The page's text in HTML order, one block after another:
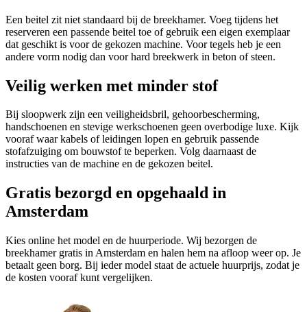
Een beitel zit niet standaard bij de breekhamer. Voeg tijdens het
reserveren een passende beitel toe of gebruik een eigen exemplaar
dat geschikt is voor de gekozen machine. Voor tegels heb je een
andere vorm nodig dan voor hard breekwerk in beton of steen.
Veilig werken met minder stof
Bij sloopwerk zijn een veiligheidsbril, gehoorbescherming,
handschoenen en stevige werkschoenen geen overbodige luxe. Kijk
vooraf waar kabels of leidingen lopen en gebruik passende
stofafzuiging om bouwstof te beperken. Volg daarnaast de
instructies van de machine en de gekozen beitel.
Gratis bezorgd en opgehaald in
Amsterdam
Kies online het model en de huurperiode. Wij bezorgen de
breekhamer gratis in Amsterdam en halen hem na afloop weer op. Je
betaalt geen borg. Bij ieder model staat de actuele huurprijs, zodat je
de kosten vooraf kunt vergelijken.